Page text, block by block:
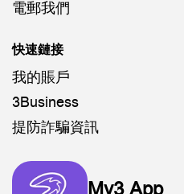
電郵我們
快速鏈接
我的賬戶
3Business
提防詐騙資訊
My3 App